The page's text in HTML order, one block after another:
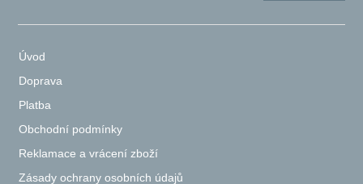
Úvod
Doprava
Platba
Obchodní podmínky
Reklamace a vrácení zboží
Zásady ochrany osobních údajů